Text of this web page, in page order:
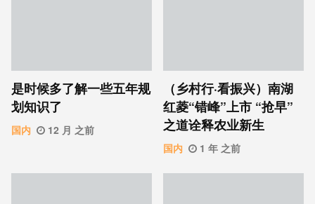
是时候多了解一些五年规
划知识了
国内 12 月 之前
（乡村行·看振兴）南湖
红菱“错峰”上市 “抢早”
之道诠释农业新生
国内 1 年 之前